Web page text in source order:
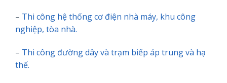
– Thi công hệ thống cơ điện nhà máy, khu công
nghiệp, tòa nhà.
– Thi công đường dây và trạm biếp áp trung và hạ
thế.